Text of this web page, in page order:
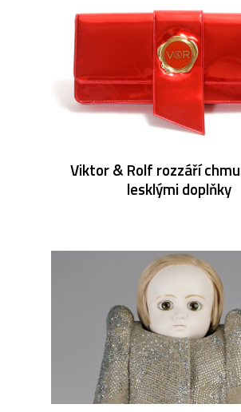
Viktor & Rolf rozzáří
lesklými doplňky